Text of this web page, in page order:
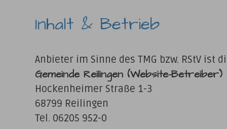
Inhalt & Betrieb
Anbieter im Sinne des TMG bzw. RStV ist
Gemeinde Reilingen (Website-Betreiber)
Hockenheimer Straße 1-3
68799 Reilingen
Tel. 06205 952-0